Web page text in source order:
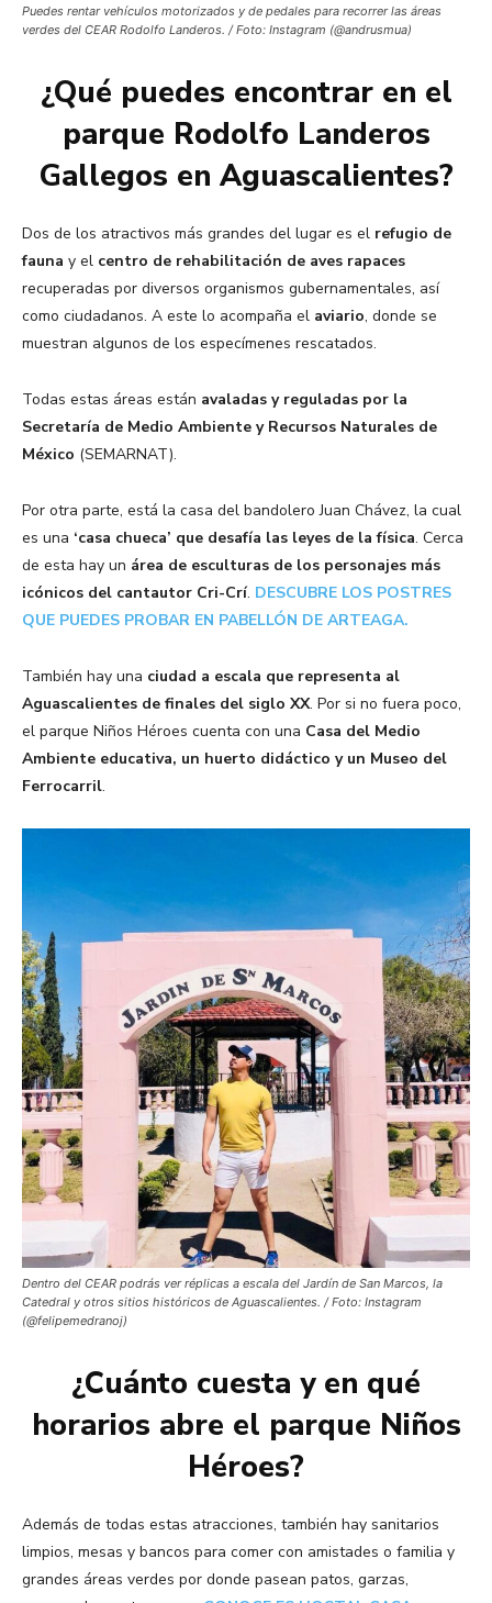
Puedes rentar vehículos motorizados y de pedales para recorrer las áreas
verdes del CEAR Rodolfo Landeros. / Foto: Instagram (@andrusmua)
¿Qué puedes encontrar en el
parque Rodolfo Landeros
Gallegos en Aguascalientes?
Dos de los atractivos más grandes del lugar es el refugio de
fauna y el centro de rehabilitación de aves rapaces
recuperadas por diversos organismos gubernamentales, así
como ciudadanos. A este lo acompaña el aviario, donde se
muestran algunos de los especímenes rescatados.
Todas estas áreas están avaladas y reguladas por la
Secretaría de Medio Ambiente y Recursos Naturales de
México (SEMARNAT).
Por otra parte, está la casa del bandolero Juan Chávez, la cual
es una ‘casa chueca’ que desafía las leyes de la física. Cerca
de esta hay un área de esculturas de los personajes más
icónicos del cantautor Cri-Crí. DESCUBRE LOS POSTRES
QUE PUEDES PROBAR EN PABELLÓN DE ARTEAGA.
También hay una ciudad a escala que representa al
Aguascalientes de finales del siglo XX. Por si no fuera poco,
el parque Niños Héroes cuenta con una Casa del Medio
Ambiente educativa, un huerto didáctico y un Museo del
Ferrocarril.
Dentro del CEAR podrás ver réplicas a escala del Jardín de San Marcos, la
Catedral y otros sitios históricos de Aguascalientes. / Foto: Instagram
(@felipemedranoj)
¿Cuánto cuesta y en qué
horarios abre el parque Niños
Héroes?
Además de todas estas atracciones, también hay sanitarios
limpios, mesas y bancos para comer con amistades o familia y
grandes áreas verdes por donde pasean patos, garzas,